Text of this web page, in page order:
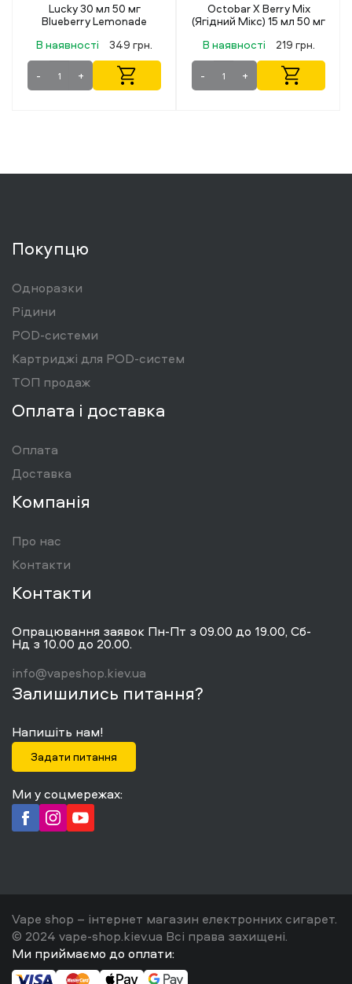
Lucky 30 мл 50 мг
Blueberry Lemonade
В наявності
349 грн.
- +
Octobar X Berry Mix
(Ягідний Мікс) 15 мл 50 мг
В наявності
219 грн.
- +
Покупцю
Одноразки
Рідини
POD-системи
Картриджі для POD-систем
ТОП продаж
Оплата і доставка
Оплата
Доставка
Компанія
Про нас
Контакти
Контакти
Опрацювання заявок Пн-Пт з 09.00 до 19.00, Сб-
Нд з 10.00 до 20.00.
info@vapeshop.kiev.ua
Залишились питання?
Напишіть нам!
Задати питання
Ми у соцмережах:
Vape shop – інтернет магазин електронних сигарет.
© 2024 vape-shop.kiev.ua Всі права захищені.
Ми приймаємо до оплати: